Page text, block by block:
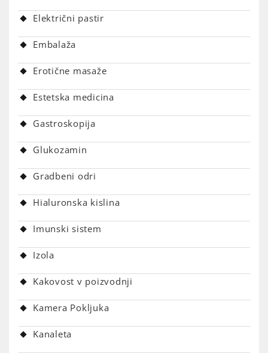
Električni pastir
Embalaža
Erotične masaže
Estetska medicina
Gastroskopija
Glukozamin
Gradbeni odri
Hialuronska kislina
Imunski sistem
Izola
Kakovost v poizvodnji
Kamera Pokljuka
Kanaleta